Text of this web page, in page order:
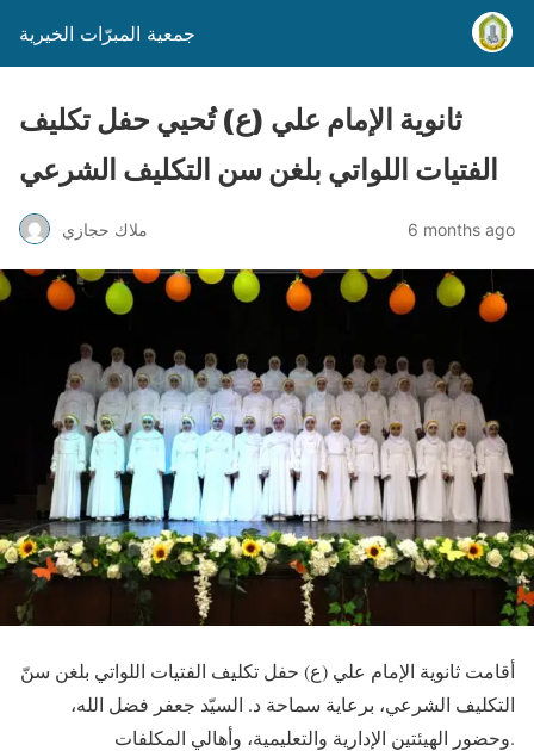
جمعية المبرّات الخيرية
ثانوية الإمام علي (ع) تُحيي حفل تكليف
الفتيات اللواتي بلغن سن التكليف الشرعي
ملاك حجازي 6 months ago
أقامت ثانوية الإمام علي (ع) حفل تكليف الفتيات اللواتي بلغن سنّ
التكليف الشرعي، برعاية سماحة د. السيّد جعفر فضل الله،
وحضور الهيئتين الإدارية والتعليمية، وأهالي المكلفات.